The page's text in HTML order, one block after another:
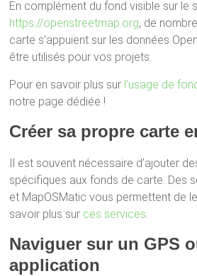
En complément du fond visible sur le
https://openstreetmap.org, de
carte s’appuient sur les données
être utilisés pour vos projets.
Pour en savoir plus sur l’usage de
notre page dédiée !
Créer sa propre carte
Il est souvent nécessaire d’ajouter
spécifiques aux fonds de carte. Des
et MapOSMatic vous permettent de
savoir plus sur ces services.
Naviguer sur un GPS
application